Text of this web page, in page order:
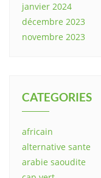
janvier 2024
décembre 2023
novembre 2023
CATEGORIES
africain
alternative sante
arabie saoudite